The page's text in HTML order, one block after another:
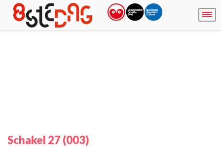
Schakel 27 (003)